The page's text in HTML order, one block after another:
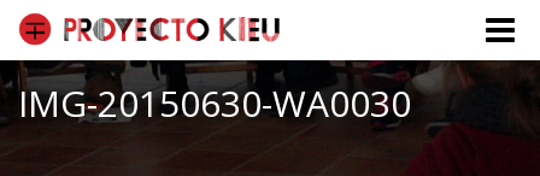
Toggle
IMG-20150630-WA0030